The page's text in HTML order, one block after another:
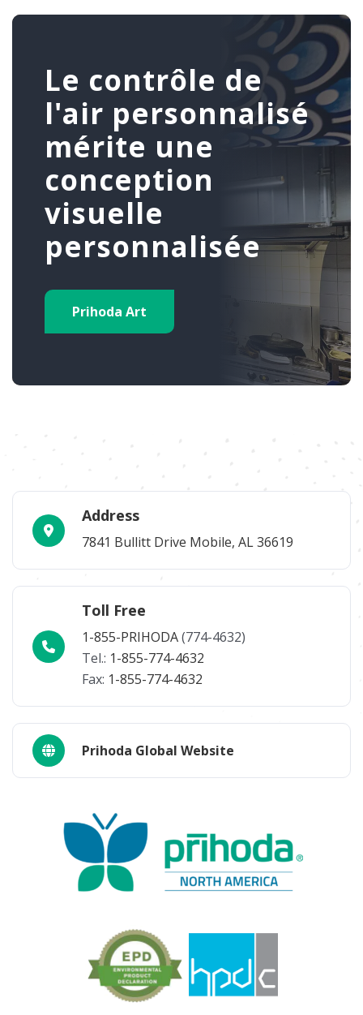
Le contrôle de
l'air personnalisé
mérite une
conception
visuelle
personnalisée
Prihoda Art
Address
7841 Bullitt Drive Mobile, AL 36619
Toll Free
1-855-PRIHODA(774-4632)
Tel.: 1-855-774-4632
Fax: 1-855-774-4632
Prihoda Global Website